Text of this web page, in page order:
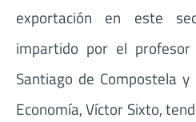
exportación en este
impartido por el
Santiago de Compostela
Economía, Víctor Sixto,